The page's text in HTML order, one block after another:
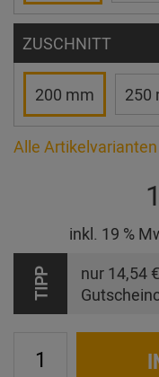
ZUSCHNITT
200 mm 250
Alle
inkl. 19 %
TIPP nur 14,54 €